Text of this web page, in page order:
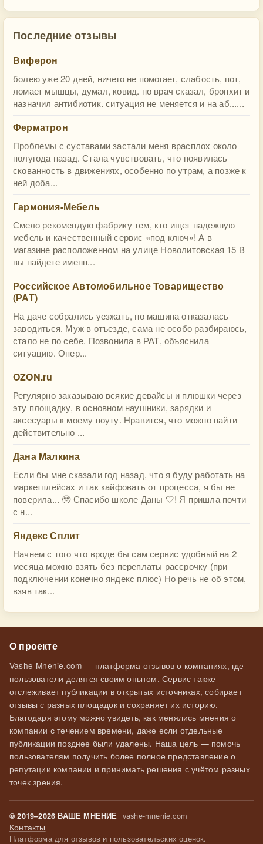
Последние отзывы
Виферон
болею уже 20 дней, ничего не помогает, слабость, пот,
ломает мышцы, думал, ковид. но врач сказал, бронхит и
назначил антибиотик. ситуация не меняется и на аб......
Ферматрон
Проблемы с суставами застали меня врасплох около
полугода назад. Стала чувствовать, что появилась
скованность в движениях, особенно по утрам, а позже к
ней доба...
Гармония-Мебель
Смело рекомендую фабрику тем, кто ищет надежную
мебель и качественный сервис «под ключ»! А в
магазине расположенном на улице Новолитовская 15 В
вы найдете именн...
Российское Автомобильное Товарищество
(РАТ)
На даче собрались уезжать, но машина отказалась
заводиться. Муж в отъезде, сама не особо разбираюсь,
стало не по себе. Позвонила в РАТ, объяснила
ситуацию. Опер...
OZON.ru
Регулярно заказываю всякие девайсы и плюшки через
эту площадку, в основном наушники, зарядки и
аксесуары к моему ноуту. Нравится, что можно найти
действительно ...
Дана Малкина
Если бы мне сказали год назад, что я буду работать на
маркетплейсах и так кайфовать от процесса, я бы не
поверила... 🥹 Спасибо школе Даны 🤍! Я пришла почти
с н...
Яндекс Сплит
Начнем с того что вроде бы сам сервис удобный на 2
месяца можно взять без переплаты рассрочку (при
подключении конечно яндекс плюс) Но речь не об этом,
взяв так...
О проекте
Vashe-Mnenie.com — платформа отзывов о компаниях, где
пользователи делятся своим опытом. Сервис также
отслеживает публикации в открытых источниках, собирает
отзывы с разных площадок и сохраняет их историю.
Благодаря этому можно увидеть, как менялись мнения о
компании с течением времени, даже если отдельные
публикации позднее были удалены. Наша цель — помочь
пользователям получить более полное представление о
репутации компании и принимать решения с учётом разных
точек зрения.
© 2019–2026 ВАШЕ МНЕНИЕ vashe-mnenie.com
Контакты
Платформа для отзывов и пользовательских оценок.